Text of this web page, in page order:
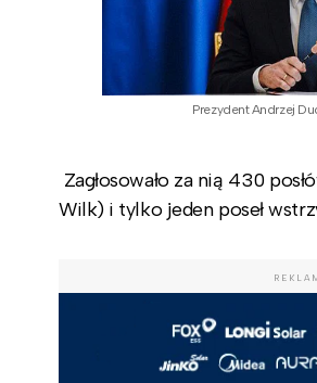
Prezydent Andrzej
Zagłosowało za nią 430
Wilk) i tylko jeden poseł